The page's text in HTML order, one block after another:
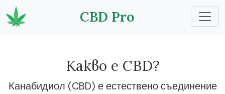
CBD Pro
Какво е CBD?
Канабидиол (CBD) е естествено съединение